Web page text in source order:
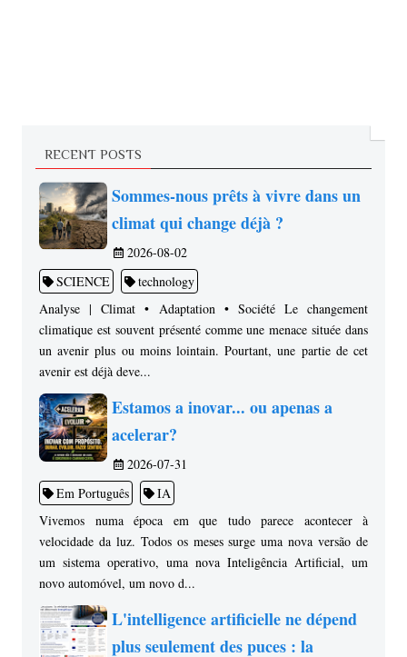
RECENT POSTS
Sommes-nous prêts à vivre dans un
climat qui change déjà ?
2026-08-02
SCIENCE
technology
Analyse | Climat • Adaptation • Société Le changement
climatique est souvent présenté comme une menace située dans
un avenir plus ou moins lointain. Pourtant, une partie de cet
avenir est déjà deve...
Estamos a inovar... ou apenas a
acelerar?
2026-07-31
Em Português
IA
Vivemos numa época em que tudo parece acontecer à
velocidade da luz. Todos os meses surge uma nova versão de
um sistema operativo, uma nova Inteligência Artificial, um
novo automóvel, um novo d...
L'intelligence artificielle ne dépend
plus seulement des puces : la